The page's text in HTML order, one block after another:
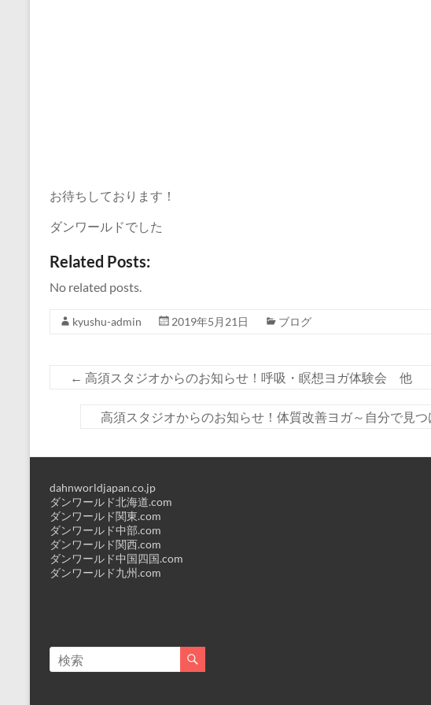
お待ちしております！
ダンワールドでした
Related Posts:
No related posts.
kyushu-admin 2019年5月21日 ブログ
← 高須スタジオからのお知らせ！呼吸・瞑想ヨガ体験会 他
高須スタジオからのお知らせ！体質改善ヨガ～自分で見
dahnworldjapan.co.jp
ダンワールド北海道.com
ダンワールド関東.com
ダンワールド中部.com
ダンワールド関西.com
ダンワールド中国四国.com
ダンワールド九州.com